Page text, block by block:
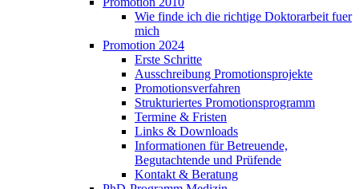
Wie finde ich die richtige Doktorarbeit fuer
mich
Promotion 2024
Erste Schritte
Ausschreibung Promotionsprojekte
Promotionsverfahren
Strukturiertes Promotionsprogramm
Termine & Fristen
Links & Downloads
Informationen für Betreuende,
Begutachtende und Prüfende
Kontakt & Beratung